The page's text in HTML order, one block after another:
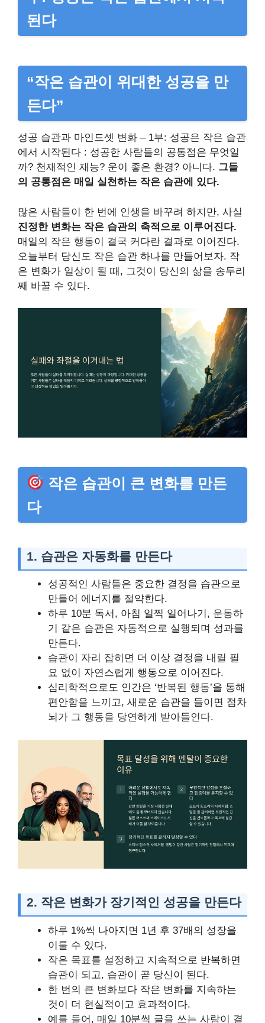
된다
“작은 습관이 위대한 성공을 만
든다”
성공 습관과 마인드셋 변화 – 1부: 성공은 작은 습관
에서 시작된다 : 성공한 사람들의 공통점은 무엇일
까? 천재적인 재능? 운이 좋은 환경? 아니다. 그들
의 공통점은 매일 실천하는 작은 습관에 있다.
많은 사람들이 한 번에 인생을 바꾸려 하지만, 사실
진정한 변화는 작은 습관의 축적으로 이루어진다.
매일의 작은 행동이 결국 커다란 결과로 이어진다.
오늘부터 당신도 작은 습관 하나를 만들어보자. 작
은 변화가 일상이 될 때, 그것이 당신의 삶을 송두리
째 바꿀 수 있다.
작은 습관이 큰 변화를 만든
다
1. 습관은 자동화를 만든다
성공적인 사람들은 중요한 결정을 습관으로
만들어 에너지를 절약한다.
하루 10분 독서, 아침 일찍 일어나기, 운동하
기 같은 습관은 자동적으로 실행되며 성과를
만든다.
습관이 자리 잡히면 더 이상 결정을 내릴 필
요 없이 자연스럽게 행동으로 이어진다.
심리학적으로도 인간은 ‘반복된 행동’을 통해
편안함을 느끼고, 새로운 습관을 들이면 점차
뇌가 그 행동을 당연하게 받아들인다.
2. 작은 변화가 장기적인 성공을 만든다
하루 1%씩 나아지면 1년 후 37배의 성장을
이룰 수 있다.
작은 목표를 설정하고 지속적으로 반복하면
습관이 되고, 습관이 곧 당신이 된다.
한 번의 큰 변화보다 작은 변화를 지속하는
것이 더 현실적이고 효과적이다.
예를 들어, 매일 10분씩 글을 쓰는 사람이 결